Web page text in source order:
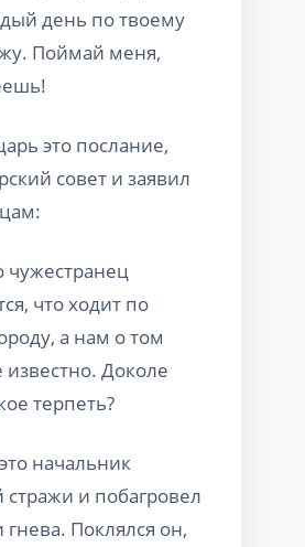
день по твоему
Поймай меня,
это послание,
совет и заявил
чужестранец
что ходит по
а нам о том
известно. Доколе
терпеть?
начальник
стражи и побагровел
гнева. Поклялся он,